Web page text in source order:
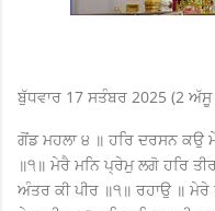
ਬੁੱਧਵਾਰ 17 ਸਤੰਬਰ 2025 (2 ਅੱਸੂ
ਗੋਂਡ ਮਹਲਾ ੪ ॥ ਹਰਿ ਦਰਸਨ ਕਉ
॥੧॥ ਮੇਰੈ ਮਨਿ ਪ੍ਰੇਮੁ ਲਗੋ ਹਰਿ
ਅੰਤਰ ਕੀ ਪੀਰ ॥੧॥ ਰਹਾਉ ॥